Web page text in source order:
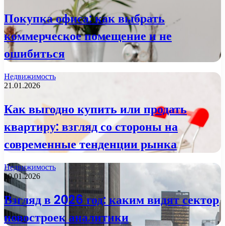
Покупка офиса: как выбрать
коммерческое помещение и не
ошибиться
Недвижимость
21.01.2026
Как выгодно купить или продать
квартиру: взгляд со стороны на
современные тенденции рынка
Недвижимость
10.01.2026
Взгляд в 2026 год: каким видят сектор
новостроек аналитики